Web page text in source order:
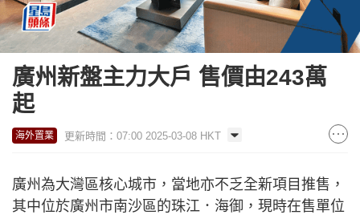
廣州新盤主力大戶 售價由243萬
起
海外置業 更新時間：07:00 2025-03-08 HKT
廣州為大灣區核心城市，當地亦不乏全新項目推售，
其中位於廣州市南沙區的珠江．海御，現時在售單位